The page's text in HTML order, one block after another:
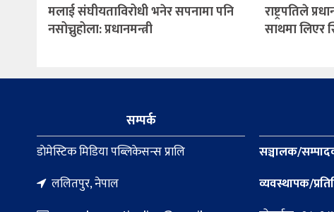
मलाई संघीयताविरोधी भनेर सपनामा पनि
नसोच्नुहोला: प्रधानमन्त्री
राष्ट्रपतिले
साथमा लिएर
सम्पर्क
डाेमेस्टिक मिडिया पब्लिकेसन्स प्रालि
ललितपुर, नेपाल
सञ्चालक/
व्यवस्थापक/